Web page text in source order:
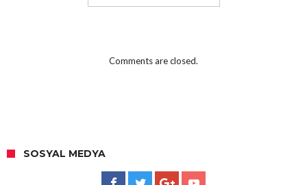
Comments are closed.
SOSYAL MEDYA